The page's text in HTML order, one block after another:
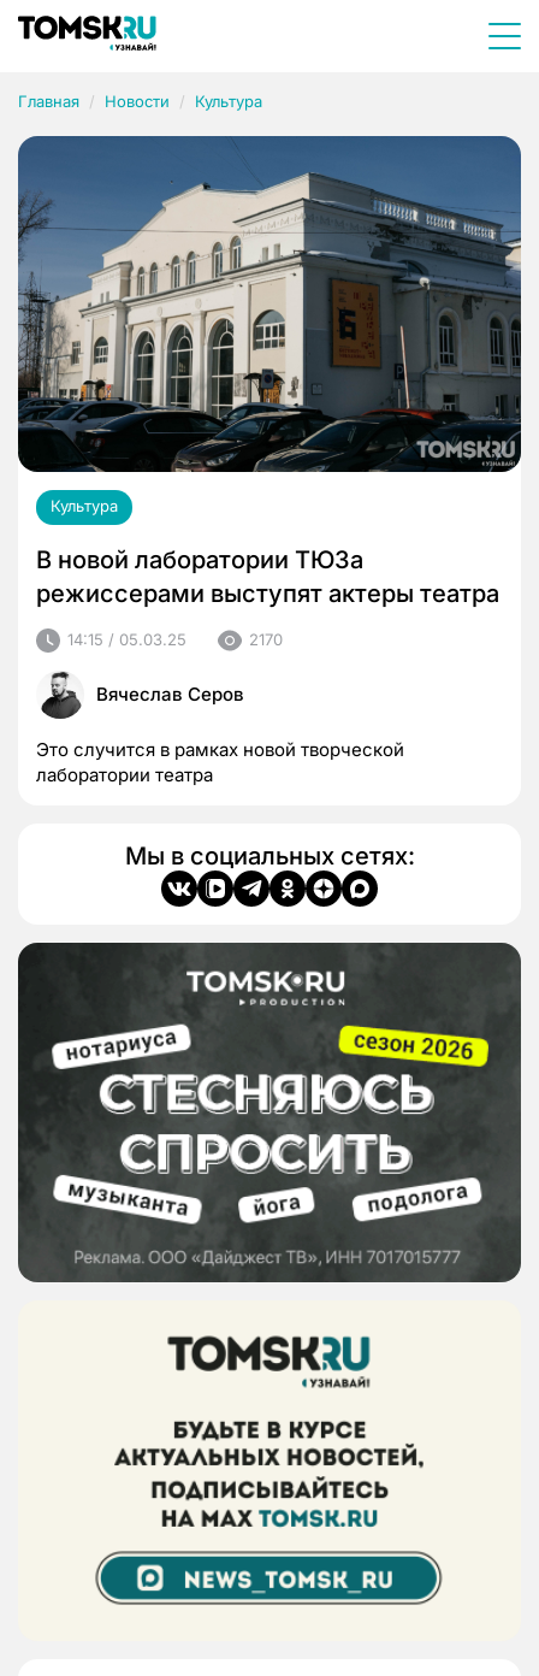
Главная Новости Культура
Культура
В новой лаборатории ТЮЗа
режиссерами выступят актеры театра
14:15 / 05.03.25 2170
Вячеслав Серов
Это случится в рамках новой творческой
лаборатории театра
Мы в социальных сетях: